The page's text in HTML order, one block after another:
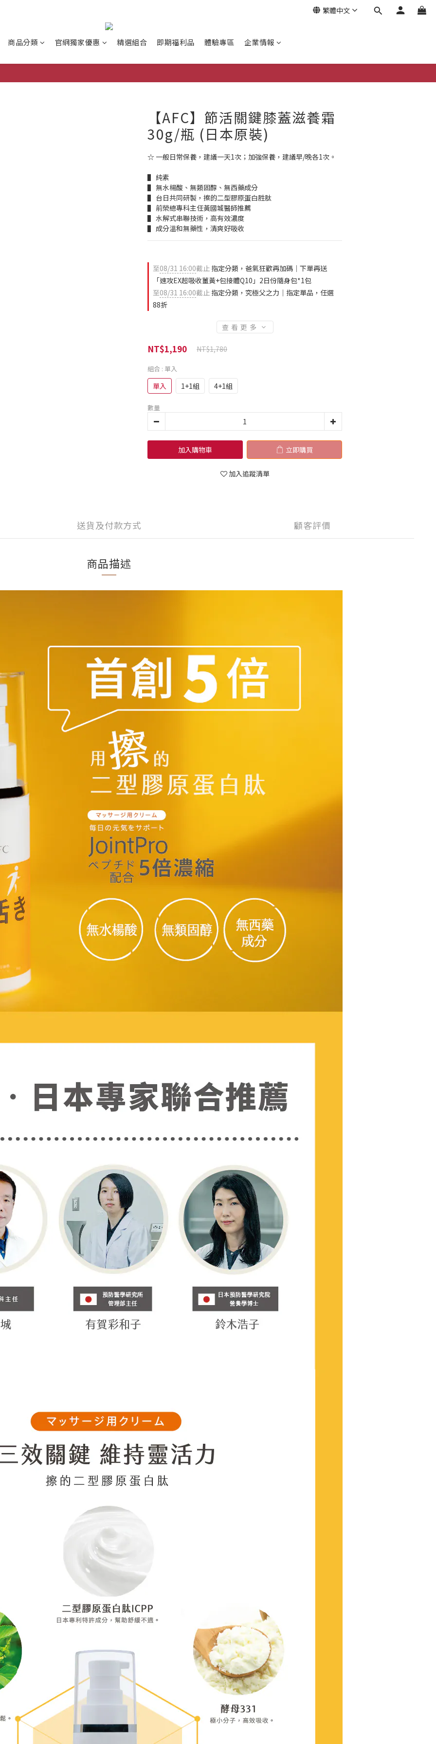
繁體中文
商品分類 官網獨家優惠 精選組合 即期福利品 體驗專區 企業情報
【AFC】節活關鍵膝蓋滋養霜
30g/瓶 (日本原裝)
☆ 一般日常保養，建議一天1次；加強保養，建議早/晚各1次。
▌ 純素
▌ 無水楊酸、無類固醇、無西藥成分
▌ 台日共同研製，擦的二型膠原蛋白胜肽
▌ 前榮總專科主任黃國城醫師推薦
▌ 水解式串聯技術，高有效濃度
▌ 成分溫和無藥性，清爽好吸收
至08/31 16:00截止 指定分類，爸氣狂歡再加碼｜下單再送
「速攻EX超吸收薑黃+包接體Q10」2日份隨身包*1包
至08/31 16:00截止 指定分類，究極父之力｜指定單品，任選
88折
查看更多
NT$1,780
NT$1,190
組合 : 單入
單入 1+1組 4+1組
數量
加入購物車 立即購買
加入追蹤清單
送貨及付款方式 顧客評價
商品描述
立即購買